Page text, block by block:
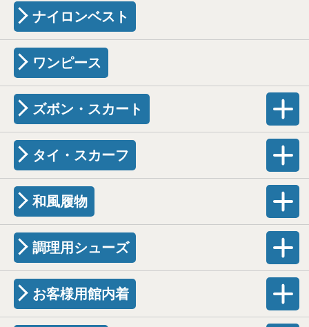
ナイロンベスト
ワンピース
ズボン・スカート
タイ・スカーフ
和風履物
調理用シューズ
お客様用館内着